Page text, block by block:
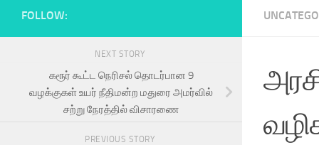
FOLLOW:
NEXT STORY
கரூர் கூட்ட நெரிசல் தொடர்பான 9
வழக்குகள் உயர் நீதிமன்ற மதுரை அமர்வில்
சற்று நேரத்தில் விசாரணை
PREVIOUS STORY